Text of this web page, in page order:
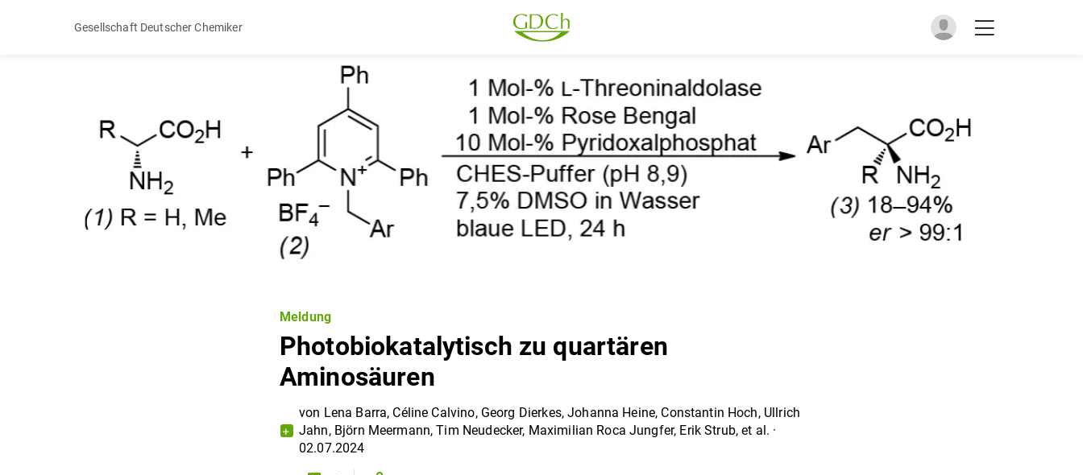
Gesellschaft Deutscher Chemiker
Meldung
Photobiokatalytisch zu quartären
Aminosäuren
von Lena Barra, Céline Calvino, Georg Dierkes,Johanna Heine, Constantin Hoch, Ullrich
Jahn, Björn Meermann,Tim Neudecker, Maximilian Roca Jungfer, Erik Strub,et al. ·
02.07.2024